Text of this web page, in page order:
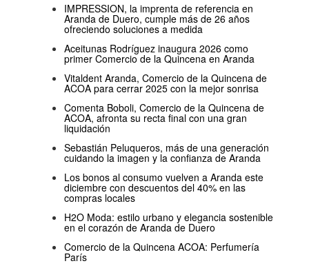
IMPRESSION, la imprenta de referencia en
Aranda de Duero, cumple más de 26 años
ofreciendo soluciones a medida
Aceitunas Rodríguez inaugura 2026 como
primer Comercio de la Quincena en Aranda
Vitaldent Aranda, Comercio de la Quincena de
ACOA para cerrar 2025 con la mejor sonrisa
Comenta Boboli, Comercio de la Quincena de
ACOA, afronta su recta final con una gran
liquidación
Sebastián Peluqueros, más de una generación
cuidando la imagen y la confianza de Aranda
Los bonos al consumo vuelven a Aranda este
diciembre con descuentos del 40% en las
compras locales
H2O Moda: estilo urbano y elegancia sostenible
en el corazón de Aranda de Duero
Comercio de la Quincena ACOA: Perfumería
París